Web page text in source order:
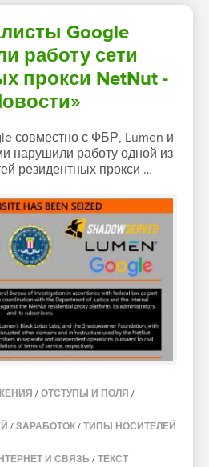
Google
работу сети
прокси NetNut -
совместно с ФБР, Lumen и
нарушили работу одной из
резидентных прокси …
/ ОТСТУПЫ И ПОЛЯ /
/ ЗАРАБОТОК / ТИПЫ НОСИТЕЛЕЙ
И СВЯЗЬ / ТЕКСТ